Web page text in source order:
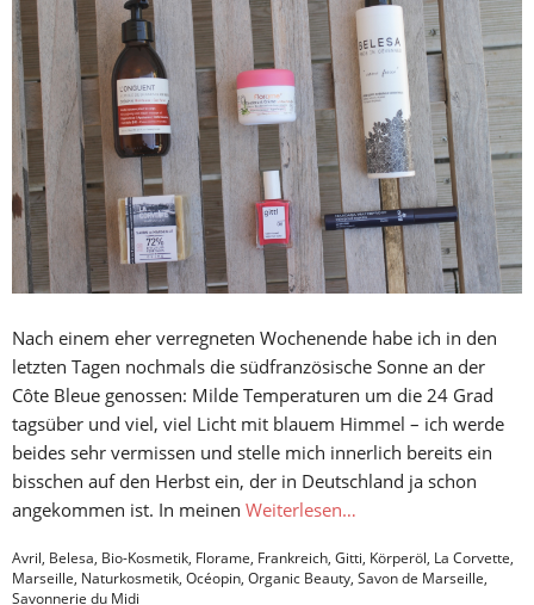
Nach einem eher verregneten Wochenende habe ich in den
letzten Tagen nochmals die südfranzösische Sonne an der
Côte Bleue genossen: Milde Temperaturen um die 24 Grad
tagsüber und viel, viel Licht mit blauem Himmel – ich werde
beides sehr vermissen und stelle mich innerlich bereits ein
bisschen auf den Herbst ein, der in Deutschland ja schon
angekommen ist. In meinen Weiterlesen…
Avril, Belesa, Bio-Kosmetik, Florame, Frankreich, Gitti, Körperöl, La Corvette,
Marseille, Naturkosmetik, Océopin, Organic Beauty, Savon de Marseille,
Savonnerie du Midi